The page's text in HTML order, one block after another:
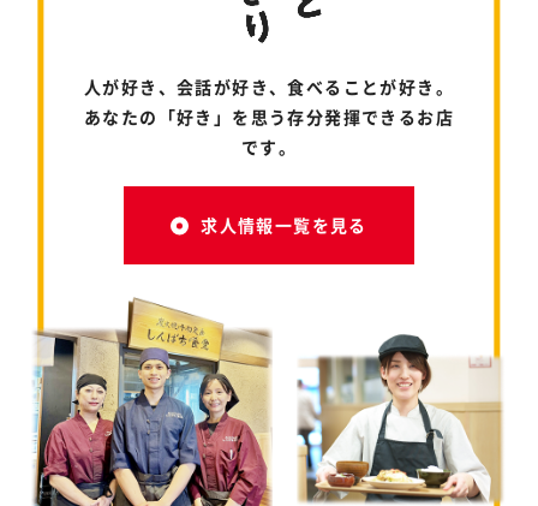
人が好き、会話が好き、食べることが好き。
あなたの「好き」を思う存分発揮できるお店
です。
求人情報一覧を見る